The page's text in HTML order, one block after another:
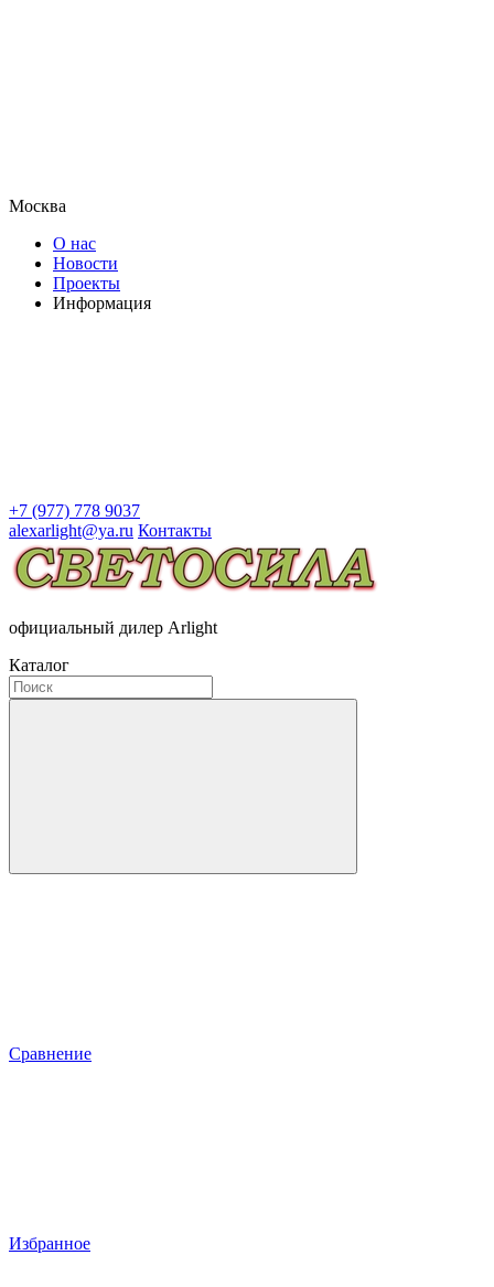
Москва
О нас
Новости
Проекты
Информация
+7 (977) 778 9037
alexarlight@ya.ru Контакты
официальный дилер Arlight
Каталог
Сравнение
Избранное